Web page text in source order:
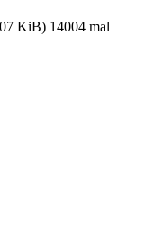
KiB) 14004 mal